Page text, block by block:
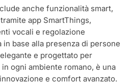
anche funzionalità smart,
app SmartThings,
vocali e regolazione
base alla presenza di persone
e progettato per
ogni ambiente romano, è una
e comfort avanzato.